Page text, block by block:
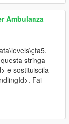
Ambulanza
stringa
e sostituiscila
Fai